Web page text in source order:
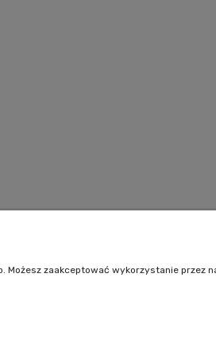
Logowaniezaakceptować wykorzystanie przez